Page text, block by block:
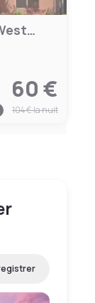
Fairfield Inn by Marriott Denver / Westminster
60 €
104 €la nuit